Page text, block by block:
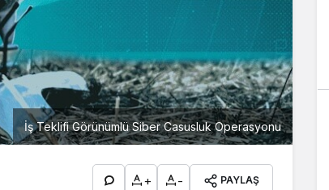
İş Teklifi Görünümlü Siber Casusluk Operasyonu
+ - PAYLAŞ